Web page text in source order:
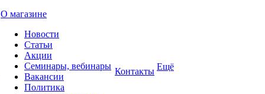
О магазине
Новости
Статьи
Акции
Семинары, вебинары
Вакансии
Политика
Контакты Ещё